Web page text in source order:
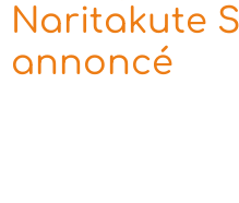
Naritakute
annoncé